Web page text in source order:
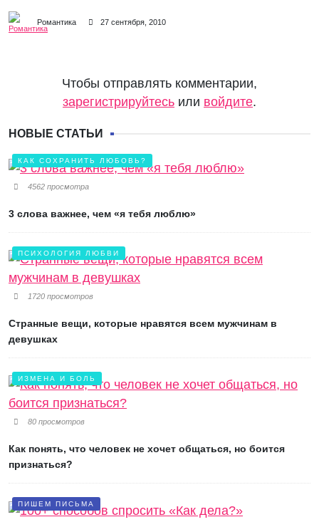
Романтика 27 сентября, 2010
Чтобы отправлять комментарии,
зарегистрируйтесь или войдите.
НОВЫЕ СТАТЬИ
КАК СОХРАНИТЬ ЛЮБОВЬ?
4562 просмотра
3 слова важнее, чем «я тебя люблю»
ПСИХОЛОГИЯ ЛЮБВИ
1720 просмотров
Странные вещи, которые нравятся всем мужчинам в
девушках
ИЗМЕНА И БОЛЬ
80 просмотров
Как понять, что человек не хочет общаться, но боится
признаться?
ПИШЕМ ПИСЬМА